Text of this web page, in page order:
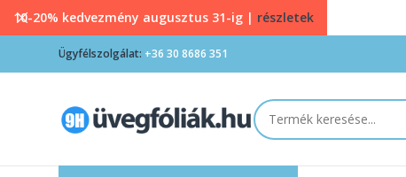
Ügyfélszolgálat: +36 30 8686 351
10-20% kedvezmény augusztus 31-ig | részletek